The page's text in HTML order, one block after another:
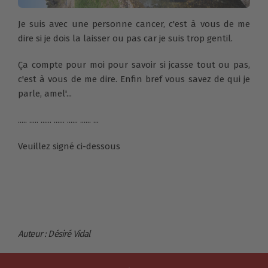
Je suis avec une personne cancer, c'est à vous de me
dire si je dois la laisser ou pas car je suis trop gentil.
Ça compte pour moi pour savoir si jcasse tout ou pas,
c'est à vous de me dire. Enfin bref vous savez de qui je
parle, amel'...
..... ..... ...... ...... ...... ...... ...
Veuillez signé ci-dessous
Auteur : Désiré Vidal